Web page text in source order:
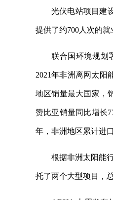
光伏电站项目建
提供了约700人次的就
联合国环境规划
2021年非洲离网太阳
地区销量最大国家，
赞比亚销量同比增长
年，非洲地区累计进
根据非洲太阳能
托了两个大型项目，